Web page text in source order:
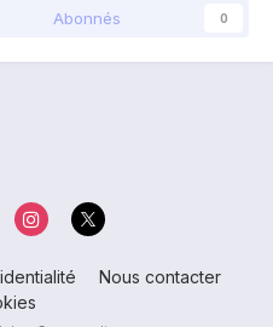
Abonnés 0
Nous contacter